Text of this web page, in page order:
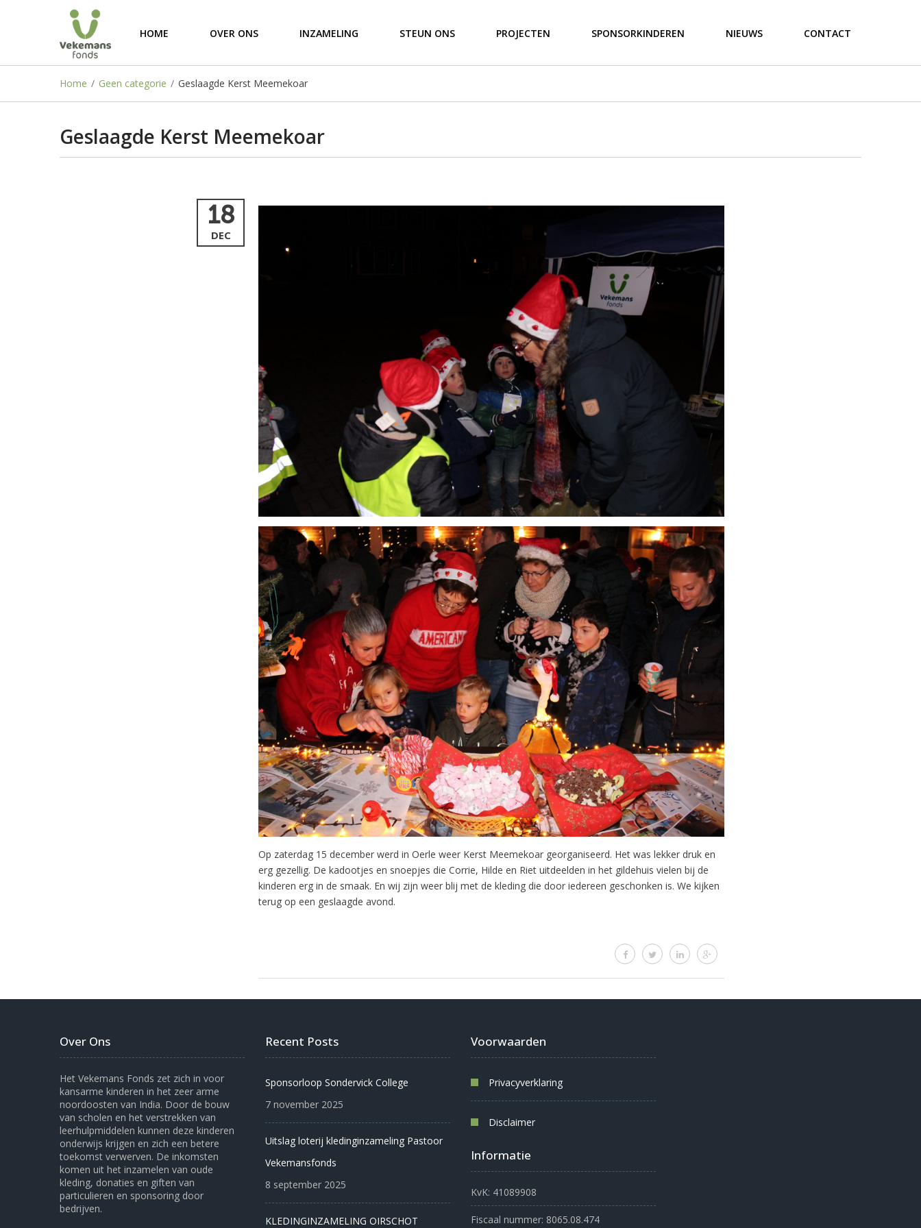
HOME OVER ONS INZAMELING STEUN ONS PROJECTEN SPONSORKINDEREN NIEUWS CONTACT
Home / Geen categorie / Geslaagde Kerst Meemekoar
Geslaagde Kerst Meemekoar
18
DEC
Op zaterdag 15 december werd in Oerle weer Kerst Meemekoar georganiseerd. Het was lekker druk en
erg gezellig. De kadootjes en snoepjes die Corrie, Hilde en Riet uitdeelden in het gildehuis vielen bij de
kinderen erg in de smaak. En wij zijn weer blij met de kleding die door iedereen geschonken is. We kijken
terug op een geslaagde avond.
Over Ons
Het Vekemans Fonds zet zich in voor
kansarme kinderen in het zeer arme
noordoosten van India. Door de bouw
van scholen en het verstrekken van
leerhulpmiddelen kunnen deze kinderen
onderwijs krijgen en zich een betere
toekomst verwerven. De inkomsten
komen uit het inzamelen van oude
kleding, donaties en giften van
particulieren en sponsoring door
bedrijven.
Recent Posts
Sponsorloop Sondervick College
7 november 2025
Uitslag loterij kledinginzameling Pastoor
Vekemansfonds
8 september 2025
KLEDINGINZAMELING OIRSCHOT
Voorwaarden
Privacyverklaring
Disclaimer
Informatie
KvK: 41089908
Fiscaal nummer: 8065.08.474